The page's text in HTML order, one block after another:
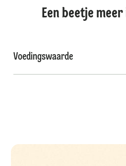
Een beetje
Voedingswaarde